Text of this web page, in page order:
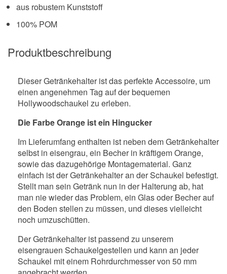
aus robustem Kunststoff
100% POM
Produktbeschreibung
Dieser Getränkehalter ist das perfekte Accessoire, um
einen angenehmen Tag auf der bequemen
Hollywoodschaukel zu erleben.
Die Farbe Orange ist ein Hingucker
Im Lieferumfang enthalten ist neben dem Getränkehalter
selbst in eisengrau, ein Becher in kräftigem Orange,
sowie das dazugehörige Montagematerial. Ganz
einfach ist der Getränkehalter an der Schaukel befestigt.
Stellt man sein Getränk nun in der Halterung ab, hat
man nie wieder das Problem, ein Glas oder Becher auf
den Boden stellen zu müssen, und dieses vielleicht
noch umzuschütten.
Der Getränkehalter ist passend zu unserem
eisengrauen Schaukelgestellen und kann an jeder
Schaukel mit einem Rohrdurchmesser von 50 mm